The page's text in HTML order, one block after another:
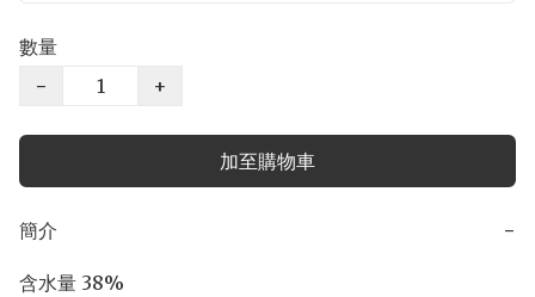
數量
−
+
加至購物車
簡介 −
含水量 38%